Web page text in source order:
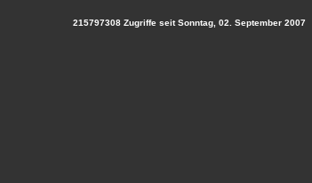
215797308 Zugriffe seit Sonntag, 02. September 2007